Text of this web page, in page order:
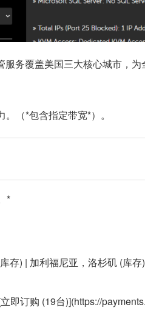
务覆盖美国三大核心城市，
。（*包含指定带宽*）。
*
存) | 加利福尼亚，洛杉矶 (库存
即订购 (19台)](https://